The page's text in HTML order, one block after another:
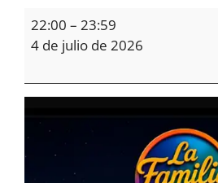
22:00 – 23:59
4 de julio de 2026